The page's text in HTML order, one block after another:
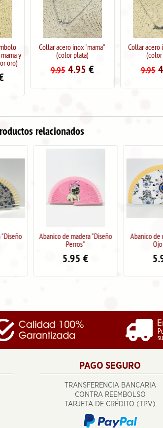
Collar acero inox "mama"
(color plata)
9.95 4.95€
Collar acero inox "abuela"
4.95€
relacionados
Abanico de madera "Diseño
Abanico de madera diseño
PAGO SEGURO
TRANSFERENCIA BANCARIA
CONTRA REEMBOLSO
TARJETA DE CRÉDITO (TPV)